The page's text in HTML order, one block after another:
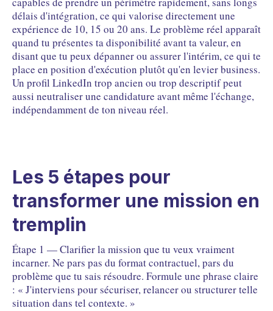
délais d'intégration, ce qui valorise directement une
expérience de 10, 15 ou 20 ans. Le problème réel apparaît
quand tu présentes ta disponibilité avant ta valeur, en
disant que tu peux dépanner ou assurer l'intérim, ce qui te
place en position d'exécution plutôt qu'en levier business.
Un profil LinkedIn trop ancien ou trop descriptif peut
aussi neutraliser une candidature avant même l'échange,
indépendamment de ton niveau réel.
Les 5 étapes pour
transformer une mission en
tremplin
Étape 1 — Clarifier la mission que tu veux vraiment
incarner. Ne pars pas du format contractuel, pars du
problème que tu sais résoudre. Formule une phrase claire
: « J'interviens pour sécuriser, relancer ou structurer telle
situation dans tel contexte. »